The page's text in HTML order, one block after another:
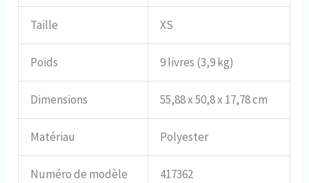
Taille XS
Poids 9 livres (3,9 kg)
Dimensions 55,88 x 50,8 x 17,78 cm
Matériau Polyester
Numéro de modèle 417362